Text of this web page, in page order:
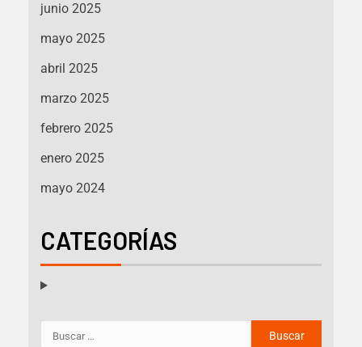
junio 2025
mayo 2025
abril 2025
marzo 2025
febrero 2025
enero 2025
mayo 2024
CATEGORÍAS